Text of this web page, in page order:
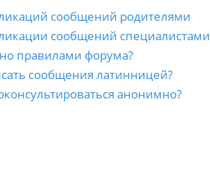
сообщений родителями
сообщений специалистами
правилами форума?
сообщения латинницей?
анонимно?